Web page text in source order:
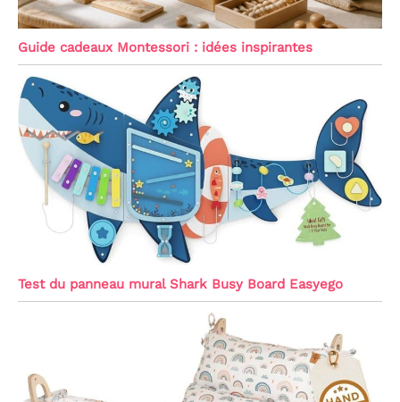
Guide cadeaux Montessori : idées inspirantes
Test du panneau mural Shark Busy Board Easyego